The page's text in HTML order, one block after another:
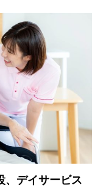
、デイサービス